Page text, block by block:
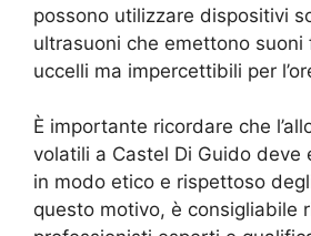
possono utilizzare dispositivi
ultrasuoni che emettono suoni
uccelli ma impercettibili per
È importante ricordare che
volatili a Castel Di Guido
in modo etico e rispettoso
questo motivo, è consigliabile